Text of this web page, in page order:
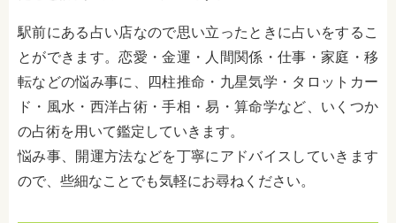
駅前にある占い店なので思い立ったときに占いをするこ
とができます。恋愛・金運・人間関係・仕事・家庭・移
転などの悩み事に、四柱推命・九星気学・タロットカー
ド・風水・西洋占術・手相・易・算命学など、いくつか
の占術を用いて鑑定していきます。
悩み事、開運方法などを丁寧にアドバイスしていきます
ので、些細なことでも気軽にお尋ねください。